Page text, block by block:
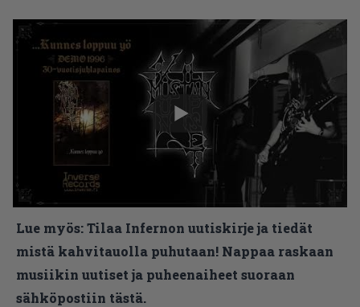
Lue myös:Tilaa Infernon uutiskirje ja tiedät
mistä kahvitauolla puhutaan! Nappaa raskaan
musiikin uutiset ja puheenaiheet suoraan
sähköpostiin tästä.